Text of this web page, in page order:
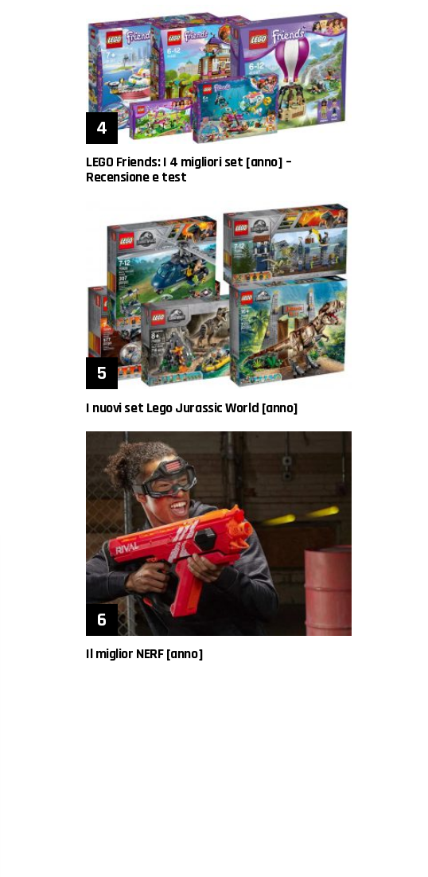
LEGO Friends: I 4 migliori set [anno] –
Recensione e test
I nuovi set Lego Jurassic World [anno]
Il miglior NERF [anno]